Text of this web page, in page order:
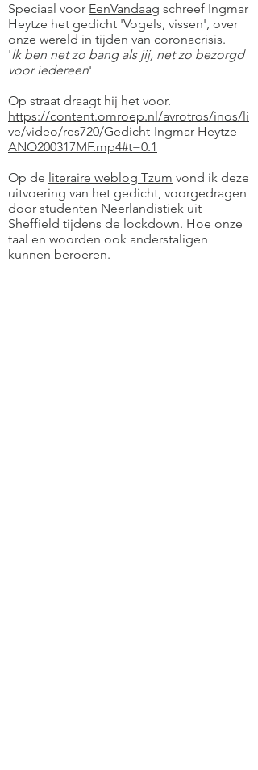
Speciaal voor EenVandaag schreef Ingmar
Heytze het gedicht 'Vogels, vissen', over
onze wereld in tijden van coronacrisis.
'Ik ben net zo bang als jij, net zo bezorgd
voor iedereen'
Op straat draagt hij het voor.
https://content.omroep.nl/avrotros/inos/li
ve/video/res720/Gedicht-Ingmar-Heytze-
ANO200317MF.mp4#t=0.1
Op de literaire weblog Tzum vond ik deze
uitvoering van het gedicht, voorgedragen
door studenten Neerlandistiek uit
Sheffield tijdens de lockdown. Hoe onze
taal en woorden ook anderstaligen
kunnen beroeren.